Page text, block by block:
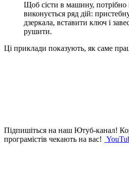
Щоб сісти в машину, потрібно
виконується ряд дій:
дзеркала, вставити ключ і
рушити.
Ці приклади показують, як саме
Підпишіться на наш Ютуб-канал!
програмістів чекають на вас!